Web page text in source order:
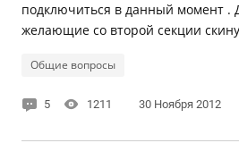
подключиться в данный момент .
желающие со второй секции
Общие вопросы
5 1211 30 Ноября 2012